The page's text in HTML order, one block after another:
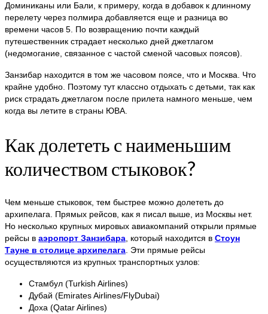
Доминиканы или Бали, к примеру, когда в добавок к длинному
перелету через полмира добавляется еще и разница во
времени часов 5. По возвращению почти каждый
путешественник страдает несколько дней джетлагом
(недомогание, связанное с частой сменой часовых поясов).
Занзибар находится в том же часовом поясе, что и Москва. Что
крайне удобно. Поэтому тут классно отдыхать с детьми, так как
риск страдать джетлагом после прилета намного меньше, чем
когда вы летите в страны ЮВА.
Как долететь с наименьшим
количеством стыковок?
Чем меньше стыковок, тем быстрее можно долететь до
архипелага. Прямых рейсов, как я писал выше, из Москвы нет.
Но несколько крупных мировых авиакомпаний открыли прямые
рейсы в аэропорт Занзибара , который находится в Стоун
Тауне в столице архипелага . Эти прямые рейсы
осуществляются из крупных транспортных узлов:
Стамбул (Turkish Airlines)
Дубай (Emirates Airlines/FlyDubai)
Доха (Qatar Airlines)